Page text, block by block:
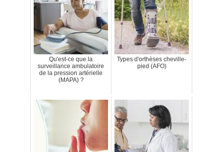
Qu'est-ce que la
surveillance ambulatoire
de la pression artérielle
(MAPA) ?
Types d'orthèses cheville-
pied (AFO)